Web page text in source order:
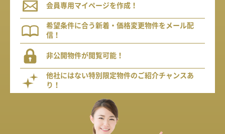
会員専用マイページを作成！
希望条件に合う新着・価格変更物件をメール配
信！
非公開物件が閲覧可能！
他社にはない特別限定物件のご紹介チャンスあ
り！